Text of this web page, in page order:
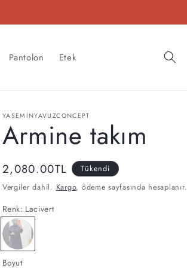
Pantolon Etek
YASEMINYAVUZCONCEPT
Armine takım
Normal
fiyat
2,080.00TL
Tükendi
Vergiler dahil. Kargo, ödeme sayfasında hesaplanır.
Renk: Lacivert
Lacivert
Varyasyon
tükendi
veya
Boyut